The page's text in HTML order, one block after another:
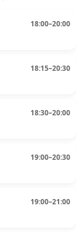
18:00–20:00
18:15–20:30
18:30–20:00
19:00–20:30
19:00–21:00